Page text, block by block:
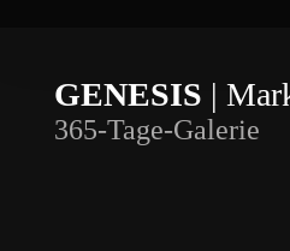
springen
GENESIS |
365-Tage-Galerie